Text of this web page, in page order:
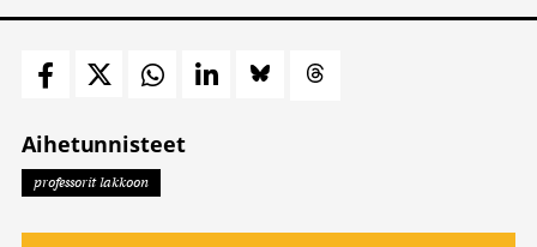
Aihetunnisteet
professorit lakkoon